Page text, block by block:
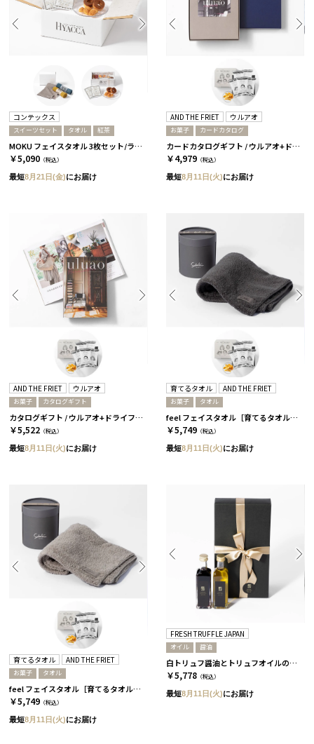
コンテックス
スイーツセット タオル 紅茶
MOKU フェイスタオル 3枚セット/ライト［コンテックス］+紅茶&スイーツセット
￥5,090 （税込）
最短8月21日(金)にお届け
AND THE FRIET ウルアオ
お菓子 カードカタログ
カードカタログギフト / ウルアオ+ドライフリット ギフトボックスミニ5個［アンドザフリット］/ アウレリアーナーC
￥4,979 （税込）
最短8月11日(火)にお届け
AND THE FRIET ウルアオ
お菓子 カタログギフト
カタログギフト / ウルアオ+ドライフリット ギフトボックスミニ5個［アンドザフリット］/ アウレリアーナ
￥5,522 （税込）
最短8月11日(火)にお届け
育てるタオル AND THE FRIET
お菓子 タオル
feel フェイスタオル［育てるタオル］+ドライフリット ギフトボックスミニ5個［アンドザフリット］/ チャコール
￥5,749 （税込）
最短8月11日(火)にお届け
育てるタオル AND THE FRIET
お菓子 タオル
feel フェイスタオル［育てるタオル］+ドライフリット ギフトボックスミニ5個［アンドザフリット］/ ムーングレージュ
￥5,749 （税込）
最短8月11日(火)にお届け
FRESH TRUFFLE JAPAN
オイル 醤油
白トリュフ醤油とトリュフオイルのセット［FRESH TRUFFLE JAPAN］
￥5,778 （税込）
最短8月11日(火)にお届け